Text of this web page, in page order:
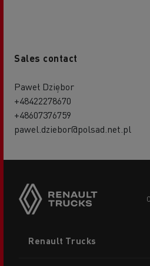
Sales contact
Paweł Dziębor
+48422278670
+48607376759
pawel.dziebor@polsad.net.pl
menu
Renault Trucks